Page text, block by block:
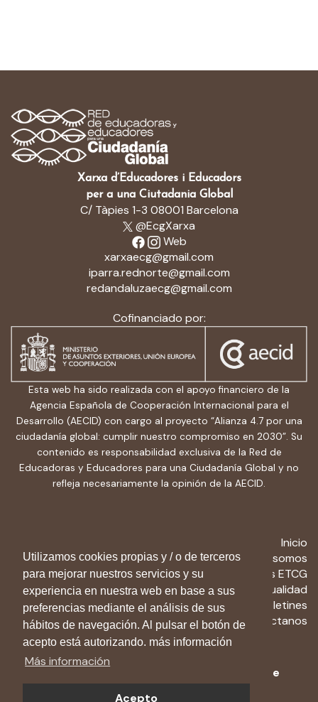
Utilizamos cookies propias y / o de terceros
para mejorar nuestros servicios y su
experiencia en nuestra web en base a sus
preferencias mediante el análisis de sus
hábitos de navegación. Al pulsar el botón de
acepto está autorizando. más información
Más información
Acepto
Xarxa d’Educadores i Educadors
per a una Ciutadania Global
C/ Tàpies 1-3 08001 Barcelona
@EcgXarxa
Web
xarxaecg@gmail.com
iparra.rednorte@gmail.com
redandaluzaecg@gmail.com
Cofinanciado por:
Esta web ha sido realizada con el apoyo financiero de la
Agencia Española de Cooperación Internacional para el
Desarrollo (AECID) con cargo al proyecto “Alianza 4.7 por una
ciudadanía global: cumplir nuestro compromiso en 2030”. Su
contenido es responsabilidad exclusiva de la Red de
Educadoras y Educadores para una Ciudadanía Global y no
refleja necesariamente la opinión de la AECID.
Inicio
Quiénes somos
Recursos ETCG
Actualidad
Boletines
Contactanos
Política de